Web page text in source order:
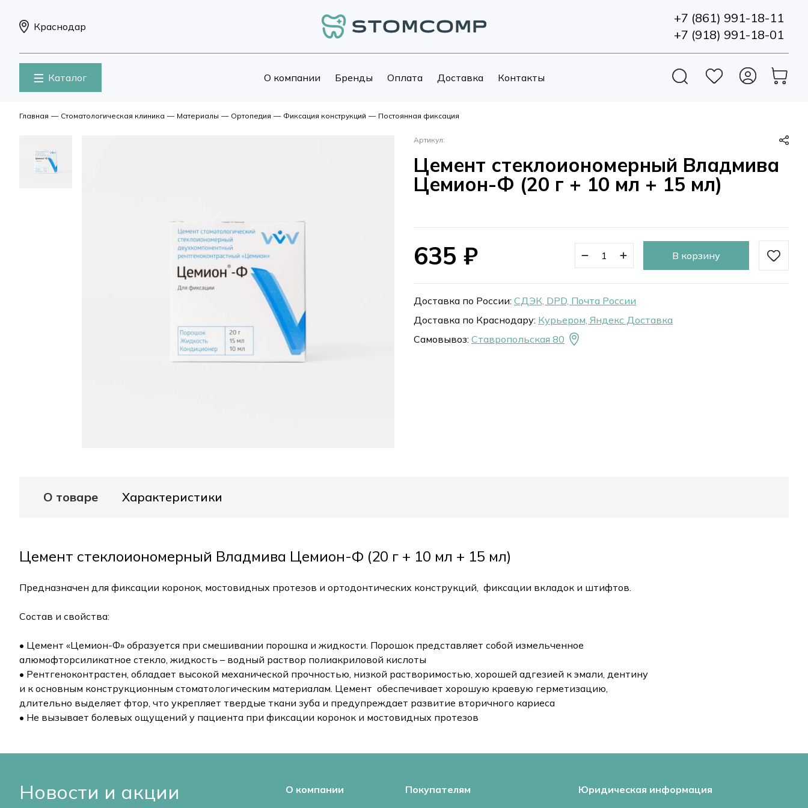
Краснодар
+7 (861) 991-18-11
+7 (918) 991-18-01
Каталог О компании Бренды Оплата Доставка Контакты
Главная — Стоматологическая клиника — Материалы — Ортопедия — Фиксация конструкций — Постоянная фиксация
Артикул:
Цемент стеклоиономерный Владмива
Цемион-Ф (20 г + 10 мл + 15 мл)
635 ₽ В корзину
Доставка по России: СДЭК, DPD, Почта России
Доставка по Краснодару: Курьером, Яндекс Доставка
Самовывоз: Ставропольская 80
О товаре Характеристики
Цемент стеклоиономерный Владмива Цемион-Ф (20 г + 10 мл + 15 мл)
Предназначен для фиксации коронок, мостовидных протезов и ортодонтических конструкций, фиксации вкладок и штифтов.
Состав и свойства:
• Цемент «Цемион-Ф» образуется при смешивании порошка и жидкости. Порошок представляет собой измельченное
алюмофторсиликатное стекло, жидкость – водный раствор полиакриловой кислоты
• Рентгеноконтрастен, обладает высокой механической прочностью, низкой растворимостью, хорошей адгезией к эмали, дентину
и к основным конструкционным стоматологическим материалам. Цемент обеспечивает хорошую краевую герметизацию,
длительно выделяет фтор, что укрепляет твердые ткани зуба и предупреждает развитие вторичного кариеса
• Не вызывает болевых ощущений у пациента при фиксации коронок и мостовидных протезов
Новости и акции О компании Покупателям Юридическая информация